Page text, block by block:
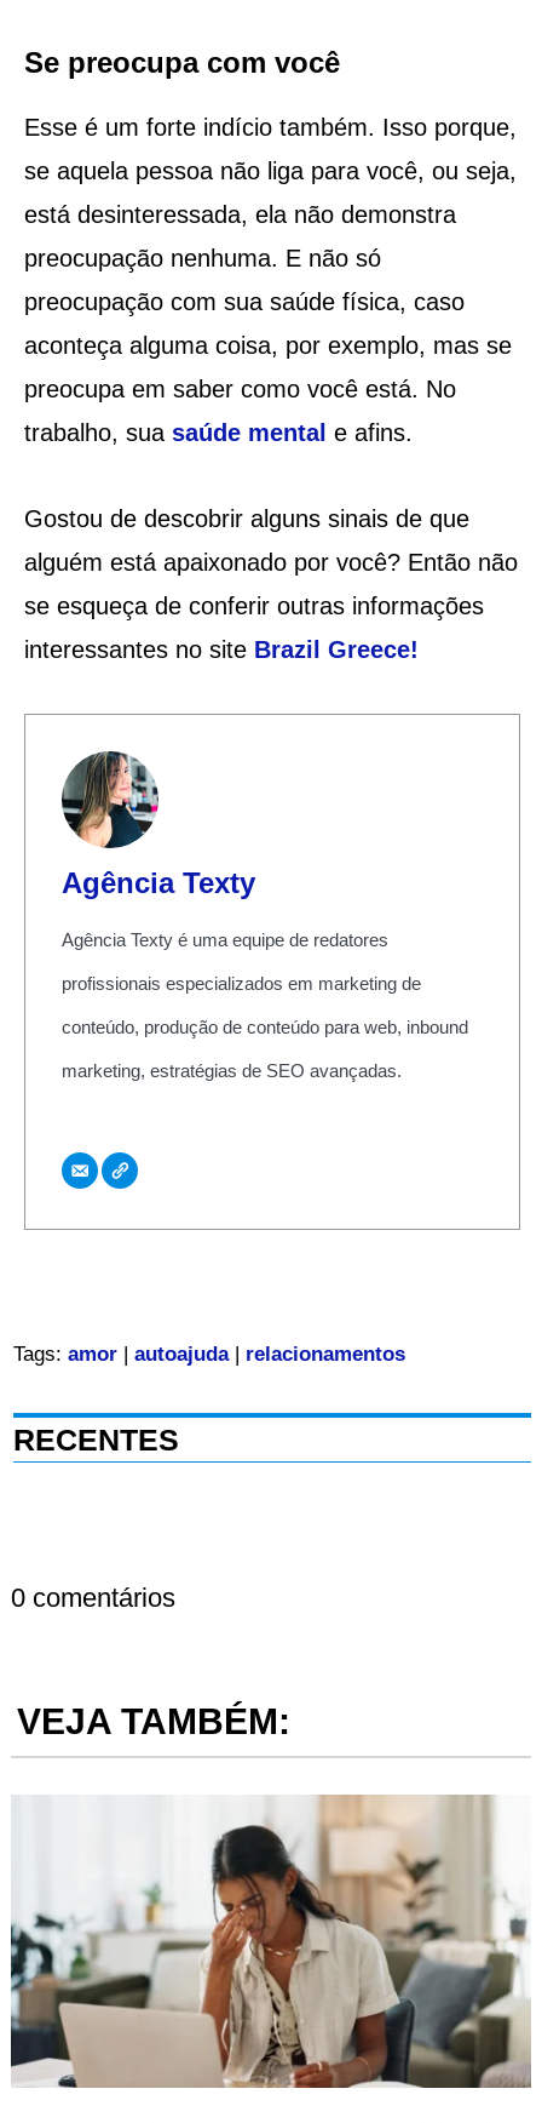
Se preocupa com você
Esse é um forte indício também. Isso porque,
se aquela pessoa não liga para você, ou seja,
está desinteressada, ela não demonstra
preocupação nenhuma. E não só
preocupação com sua saúde física, caso
aconteça alguma coisa, por exemplo, mas se
preocupa em saber como você está. No
trabalho, sua saúde mental e afins.
Gostou de descobrir alguns sinais de que
alguém está apaixonado por você? Então não
se esqueça de conferir outras informações
interessantes no site Brazil Greece!
Agência Texty
Agência Texty é uma equipe de redatores
profissionais especializados em marketing de
conteúdo, produção de conteúdo para web, inbound
marketing, estratégias de SEO avançadas.
Tags: amor| autoajuda| relacionamentos
RECENTES
0 comentários
VEJA TAMBÉM: